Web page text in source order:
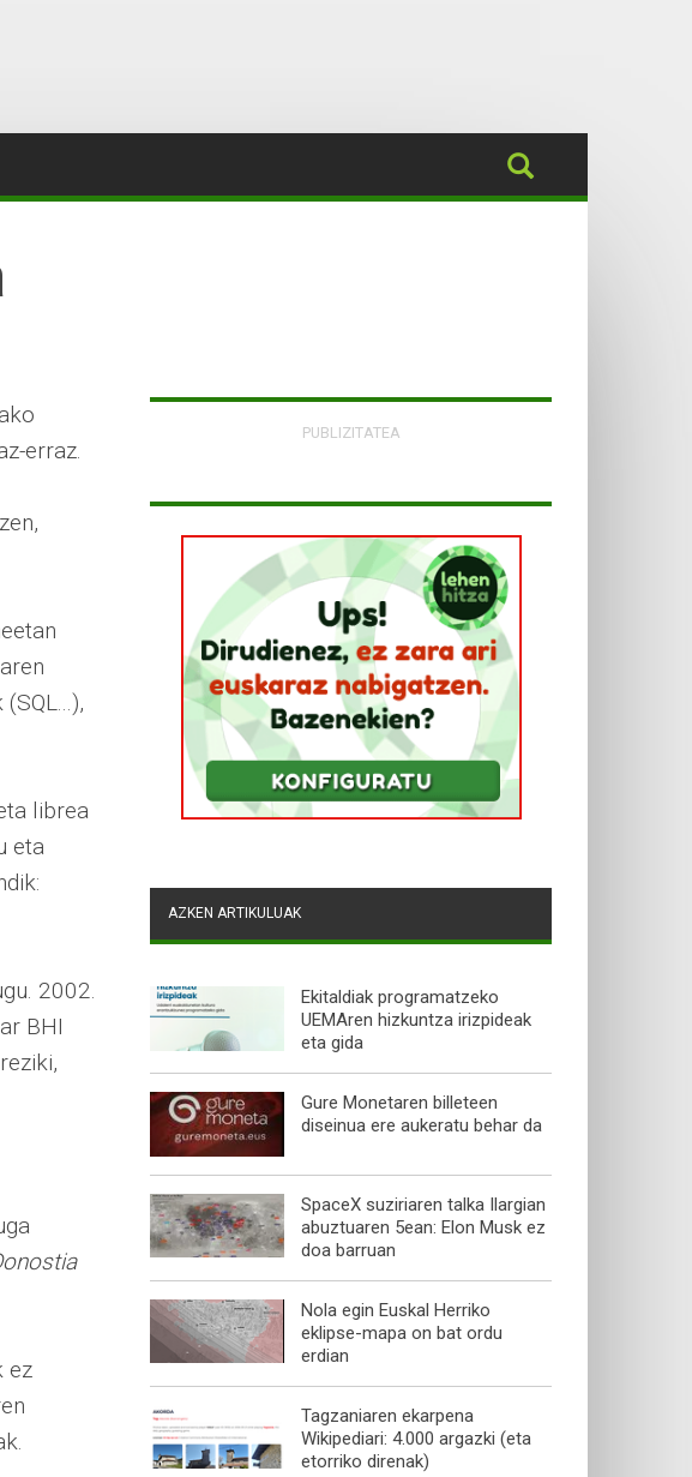
erraz.
librea
eta
2002.
BHI
ez
PUBLIZITATEA
AZKEN ARTIKULUAK
Ekitaldiak programatzeko
UEMAren hizkuntza irizpideak
eta gida
Gure Monetaren billeteen
diseinua ere aukeratu behar da
SpaceX suziriaren talka Ilargian
abuztuaren 5ean: Elon Musk ez
doa barruan
Nola egin Euskal Herriko
eklipse-mapa on bat ordu
erdian
Tagzaniaren ekarpena
Wikipediari: 4.000 argazki (eta
etorriko direnak)